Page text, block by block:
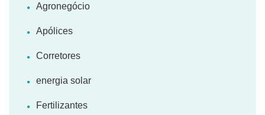
Agronegócio
Apólices
Corretores
energia solar
Fertilizantes